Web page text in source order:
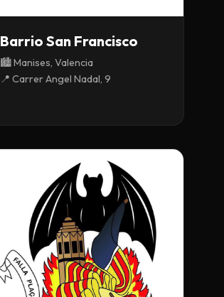
Barrio San Francisco
🏙️ Manises, Valencia
📍 Carrer Angel Nadal, 9